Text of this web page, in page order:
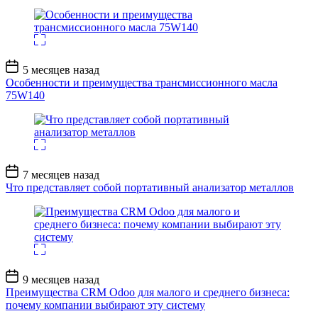
Дата
записи
5 месяцев назад
Особенности и преимущества трансмиссионного масла
75W140
Дата
записи
7 месяцев назад
Что представляет собой портативный анализатор металлов
Дата
записи
9 месяцев назад
Преимущества CRM Odoo для малого и среднего бизнеса:
почему компании выбирают эту систему